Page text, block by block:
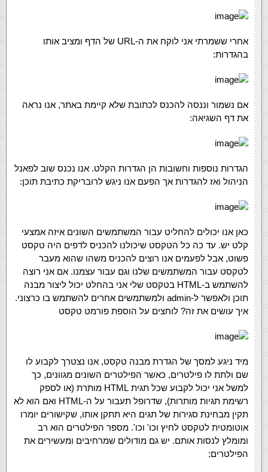
אחרי ששמרתי אני לוקח את ה-URL של הדף ומציב אותו
בהגדרות:
אם נשמור וננסה להכנס לכתובת שלא קיימת באתר, אנו נראה
את דף השגיאה:
הגדרות נוספות וחשובות הן הגדרות הקלט. אנו נכנס שוב לפאנל
הניהול ואז להגדרות אך הפעם אנו ניגש לרובריקת כתיבת תוכן:
כאן אנו יכולים להחליט עבור המשתמשים השונים איזה אמצעי
קלט יש. עד כה כל הטקסט שיכולנו להכניס לדפים היה טקסט
פשוט, אבל לפעמים אנו רוצים להכניס משהו שהוא מעבר
לטקסט עבור המשתמשים שלנו וגם עבור עצמנו. אם אני רוצה
להשתמש ב-HTML בטקסט שלי אני בהחלט יכול ליצור מבנה
תוכן ולאפשר ל-admin ולמשתמשים אחרים להשתמש בו כרצוני.
איך עושים את זה? לוחצים על הוספת פורמט טקסט
מיד ניגע למסך של הגדרת מבנה טקסט, אנו נצטרך לקבוע לו
שם ולתת לו פילטרים, כאשר הפילטרים השונים מגוונים, כך
למשל אני יכול לקבוע שכל תגית HTML מותרת (או לספק
רשימת תגיות מותרות), שדרופל תעבור על ה-HTML ואם הוא לא
תקין מבחינת סגירות של תגים היא תתקן אותו, שקישורים יומרו
אוטומטית לטקסט לחיץ וכו' וכו'. מספר הפילטרים הוא רב
ומומלץ לנסות אותם. יש גם מודולים שמרחיבים ומעשירים את
הפילטרים: